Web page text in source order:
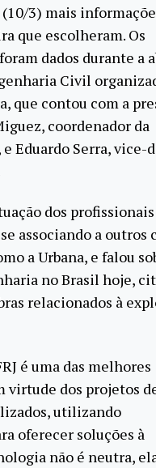
3) mais
que escolheram. Os
dados durante a
Civil
que contou com a
coordenador da
Eduardo Serra, vice-
dos
associando a outros
a Urbana, e falou
no Brasil hoje,
relacionados à
é uma das melhores
virtude dos projetos
utilizando
oferecer soluções à
não é neutra,